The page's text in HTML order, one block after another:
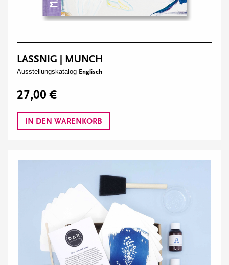
LASSNIG | MUNCH
Ausstellungskatalog Englisch
27,00 €
IN DEN WARENKORB